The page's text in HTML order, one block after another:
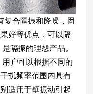
复合隔振和降噪，固
好等优点，可以隔
隔振的理想产品。
户可以根据不同的
扰频率范围内具有
适用于壁振动引起